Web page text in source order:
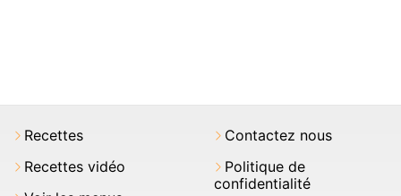
Recettes
Recettes vidéo
Contactez nous
Politique de
confidentialité